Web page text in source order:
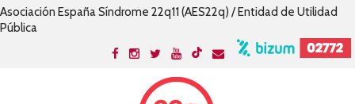
Asociación España Síndrome 22q11 (AES22q) / Entidad de Utilidad
Pública